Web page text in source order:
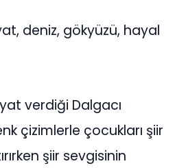
deniz, gökyüzü, hayal
verdiği Dalgacı
çizimlerle çocukları şiir
şiir sevgisinin